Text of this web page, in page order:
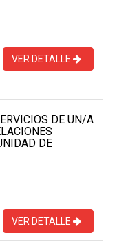
VER DETALLE
DE UN/A
DE
VER DETALLE